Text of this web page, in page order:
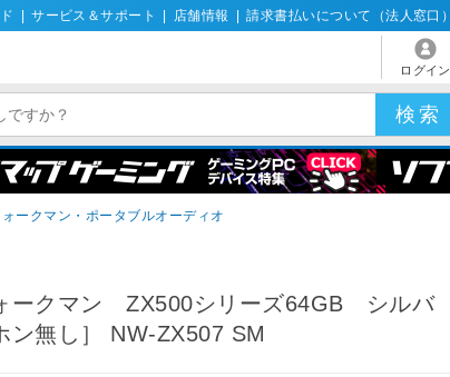
サービス＆サポート 店舗情報 請求書払いについて（法人窓口）
ログイン
ォークマン・ポータブルオーディオ
ークマン ZX500シリーズ64GB シルバ
無し］ NW-ZX507 SM